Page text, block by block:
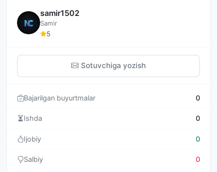
samir1502
Samir
5
Sotuvchiga yozish
Bajarilgan buyurtmalar 0
Ishda 0
Ijobiy 0
Salbiy 0